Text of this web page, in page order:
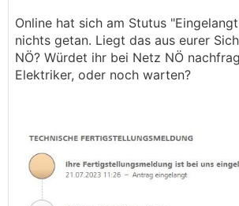
Online hat sich am Stutus
nichts getan. Liegt das aus eurer
NÖ? Würdet ihr bei Netz NÖ
Elektriker, oder noch warten?